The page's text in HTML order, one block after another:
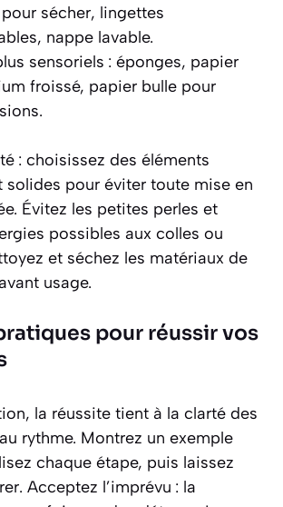
sécher, lingettes
nappe lavable.
sensoriels : éponges, papier
froissé, papier bulle pour
: choisissez des éléments
solides pour éviter toute mise en
Évitez les petites perles et
possibles aux colles ou
et séchez les matériaux de
usage.
pour réussir vos
la réussite tient à la clarté des
rythme. Montrez un exemple
chaque étape, puis laissez
Acceptez l’imprévu : la